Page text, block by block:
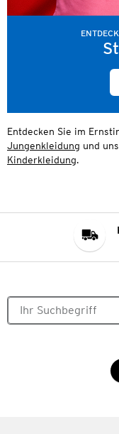
Entdecken Sie im
Jungenkleidung und
Kinderkleidung.